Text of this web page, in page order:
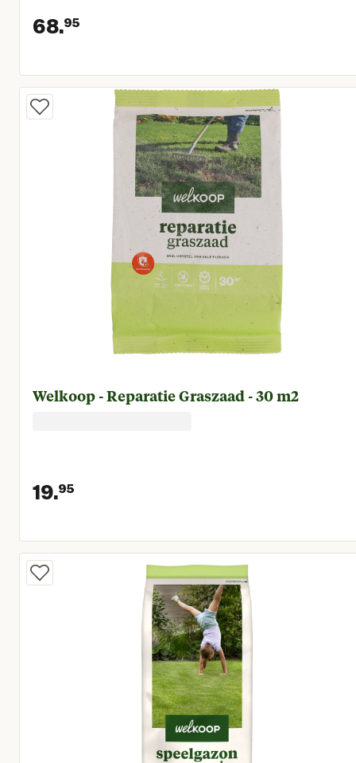
68.95
Huidige prijs € 68,95
Welkoop - Reparatie Graszaad - 30 m2
19.95
Huidige prijs € 19,95